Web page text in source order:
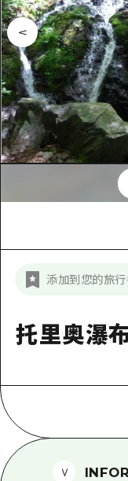
推
艺
活
美
骑
购
运
夜
标
治
列
广
广
安
答
宫
短
1
2
探索
列
广
安
答
美北
东
爱媛
活动
应时信
有用
列
超
广
新闻
添加到您的旅行
托里奥瀑